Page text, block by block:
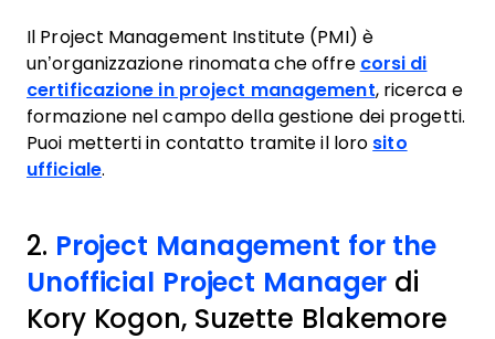
Il Project Management Institute (PMI) è
un’organizzazione rinomata che offre corsi di
certificazione in project management, ricerca e
formazione nel campo della gestione dei progetti.
Puoi metterti in contatto tramite il loro sito
ufficiale.
2. Project Management for the
Unofficial Project Manager di
Kory Kogon, Suzette Blakemore